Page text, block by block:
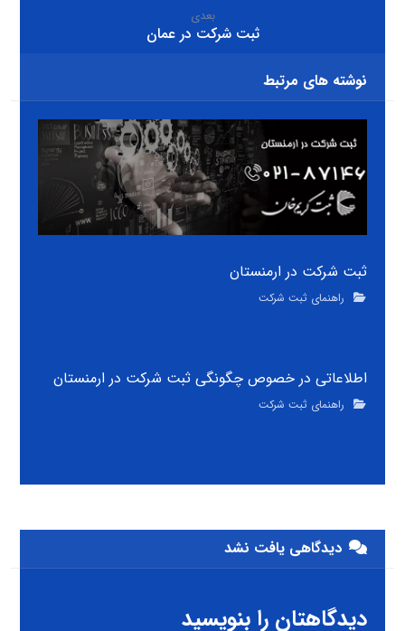
بعدی
ثبت شرکت در عمان
نوشته های مرتبط
ثبت شرکت در ارمنستان
راهنمای ثبت شرکت
اطلاعاتی در خصوص چگونگی ثبت شرکت در ارمنستان
راهنمای ثبت شرکت
دیدگاهی یافت نشد
دیدگاهتان را بنویسید